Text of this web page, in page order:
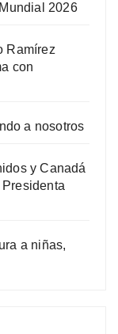
2026
Ramírez
con
a nosotros
y Canadá
a niñas,